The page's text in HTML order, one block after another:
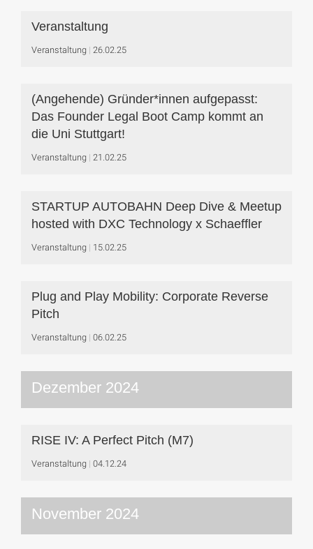
Veranstaltung
Veranstaltung 26.02.25
(Angehende) Gründer*innen aufgepasst:
Das Founder Legal Boot Camp kommt an
die Uni Stuttgart!
Veranstaltung 21.02.25
STARTUP AUTOBAHN Deep Dive & Meetup
hosted with DXC Technology x Schaeffler
Veranstaltung 15.02.25
Plug and Play Mobility: Corporate Reverse
Pitch
Veranstaltung 06.02.25
Dezember 2024
RISE IV: A Perfect Pitch (M7)
Veranstaltung 04.12.24
November 2024